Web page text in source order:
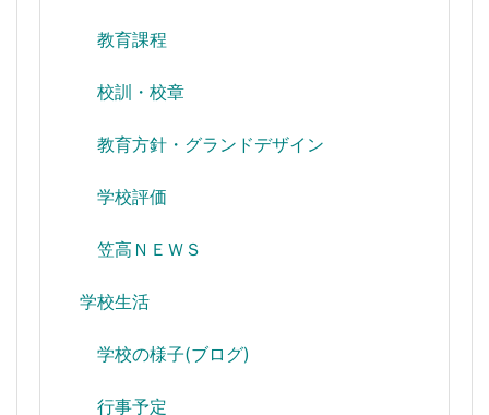
教育課程
校訓・校章
教育方針・グランドデザイン
学校評価
笠高ＮＥＷＳ
学校生活
学校の様子(ブログ)
行事予定